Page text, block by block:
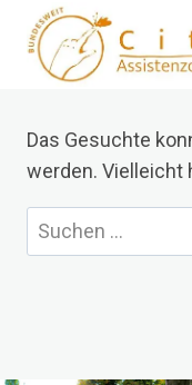
Zum
Inhalt
springen
Das Gesuchte
werden. Vielleicht
Suchen
nach: